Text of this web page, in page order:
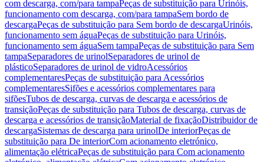
com descarga, com/para tampaPeças de substituição para Urinóis,
funcionamento com descarga, com/para tampaSem bordo de
descargaPeças de substituição para Sem bordo de descargaUrinóis,
funcionamento sem águaPeças de substituição para Urinóis,
funcionamento sem águaSem tampaPeças de substituição para Sem
tampaSeparadores de urinolSeparadores de urinol de
plásticoSeparadores de urinol de vidroAcessórios
complementaresPeças de substituição para Acessórios
complementaresSifões e acessórios complementares para
sifõesTubos de descarga, curvas de descarga e acessórios de
transiçãoPeças de substituição para Tubos de descarga, curvas de
descarga e acessórios de transiçãoMaterial de fixaçãoDistribuidor de
descargaSistemas de descarga para urinolDe interiorPeças de
substituição para De interiorCom acionamento eletrónico,
alimentação elétricaPeças de substituição para Com acionamento